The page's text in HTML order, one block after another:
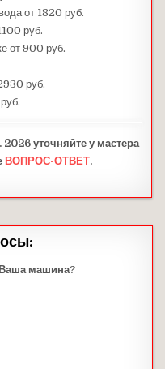
от 1820 руб.
руб.
от 900 руб.
руб.
уточняйте у мастера
ВОПРОС-ОТВЕТ.
машина?